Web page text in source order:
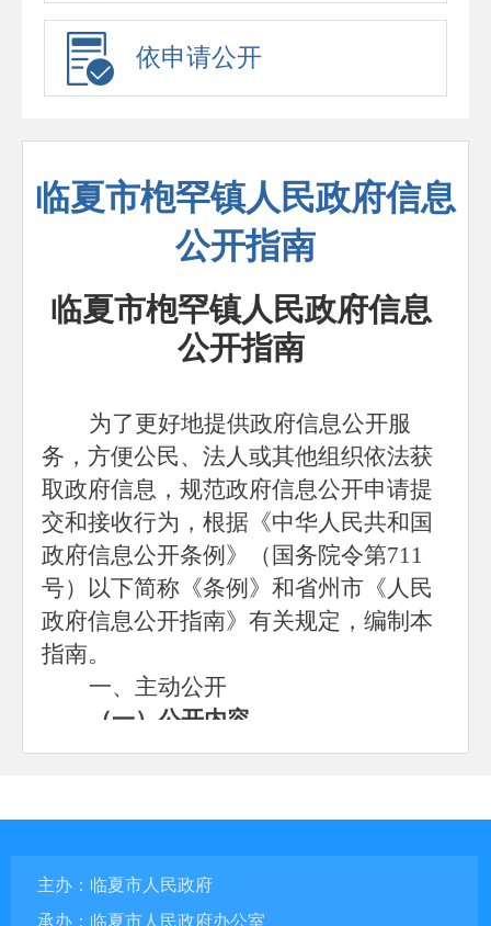
依申请公开
临夏市枹罕镇人民政府信息
公开指南
临夏市枹罕镇人民政府信息
公开指南
为了更好地提供政府信息公开服
务，方便公民、法人或其他组织依法获
取政府信息，规范政府信息公开申请提
交和接收行为，根据《中华人民共和国
政府信息公开条例》（国务院令第711
号）以下简称《条例》和省州市《人民
政府信息公开指南》有关规定，编制本
指南。
一、主动公开
（一）公开内容
1.枹罕镇领导班子构成及其主要职
2.枹罕镇组织机构及其主要职责；
政策；
4.经济和社会发展的主要统计数
主办：临夏市人民政府
承办：临夏市人民政府办公室